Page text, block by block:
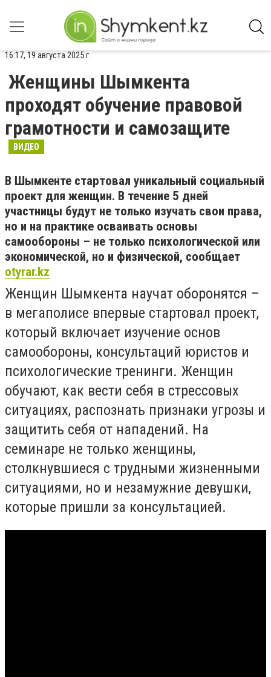
16:17, 19 августа 2025 г.
Женщины Шымкента
проходят обучение правовой
грамотности и самозащите
ВИДЕО
В Шымкенте стартовал уникальный социальный
проект для женщин. В течение 5 дней
участницы будут не только изучать свои права,
но и на практике осваивать основы
самообороны – не только психологической или
экономической, но и физической, сообщает
otyrar.kz
Женщин Шымкента научат оборонятся –
в мегаполисе впервые стартовал проект,
который включает изучение основ
самообороны, консультаций юристов и
психологические тренинги. Женщин
обучают, как вести себя в стрессовых
ситуациях, распознать признаки угрозы и
защитить себя от нападений. На
семинаре не только женщины,
столкнувшиеся с трудными жизненными
ситуациями, но и незамужние девушки,
которые пришли за консультацией.